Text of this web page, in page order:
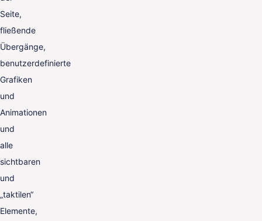
Seite,
fließende
Übergänge,
benutzerdefinierte
Grafiken
und
Animationen
und
alle
sichtbaren
und
„taktilen“
Elemente,